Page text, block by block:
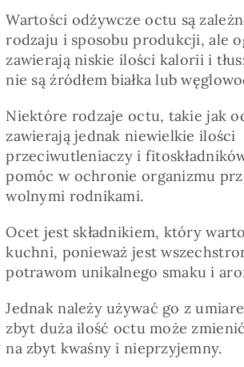
Wartości odżywcze octu są
rodzaju i sposobu produkcji, ale
zawierają niskie ilości kalorii i
nie są źródłem białka lub
Niektóre rodzaje octu, takie jak
zawierają jednak niewielkie ilości
przeciwutleniaczy i
pomóc w ochronie organizmu
wolnymi rodnikami.
Ocet jest składnikiem, który
kuchni, ponieważ jest
potrawom unikalnego smaku i
Jednak należy używać go z
zbyt duża ilość octu może
na zbyt kwaśny i nieprzyjemny.